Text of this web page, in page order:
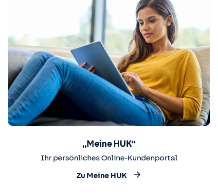
„Meine HUK“
Ihr persönliches Online-Kundenportal
Zu Meine HUK